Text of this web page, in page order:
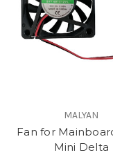
MALYAN
Fan for
Mini Delta